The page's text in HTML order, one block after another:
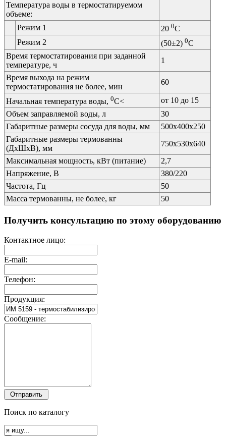
Температура воды в термостатируемом
объеме:
Режим 1
20 0С
Режим 2
(50±2) 0С
Время термостатирования при заданной
температуре, ч
1
Время выхода на режим
термостатирования не более, мин
60
Начальная температура воды, 0С<
от 10 до 15
Объем заправляемой воды, л
30
Габаритные размеры сосуда для воды, мм
500х400х250
Габаритные размеры термованны
(ДхШхВ), мм
750х530х640
Максимальная мощность, кВт (питание)
2,7
Напряжение, В
380/220
Частота, Гц
50
Масса термованны, не более, кг
50
Получить консультацию по этому оборудованию
Контактное лицо:
E-mail:
Телефон:
Продукция:
Сообщение:
Поиск по каталогу